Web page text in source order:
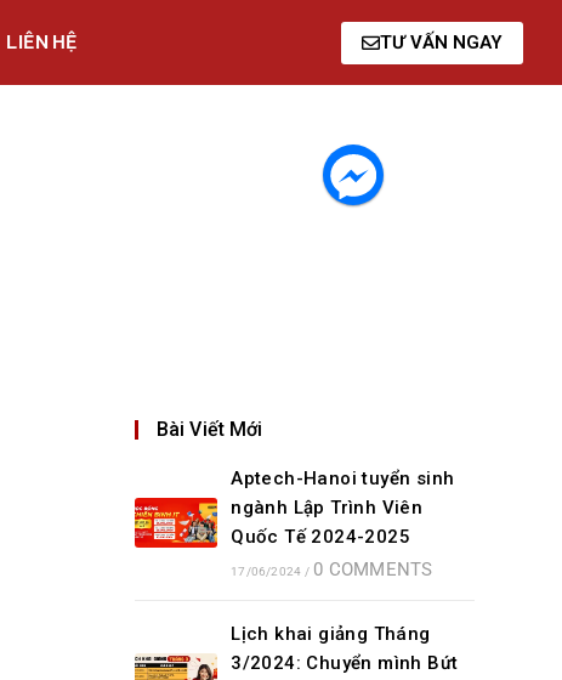
LIÊN HỆ TƯ VẤN NGAY
Bài Viết Mới
Aptech-Hanoi tuyển sinh
ngành Lập Trình Viên
Quốc Tế 2024-2025
17/06/2024 / 0 COMMENTS
Lịch khai giảng Tháng
3/2024: Chuyển mình Bứt